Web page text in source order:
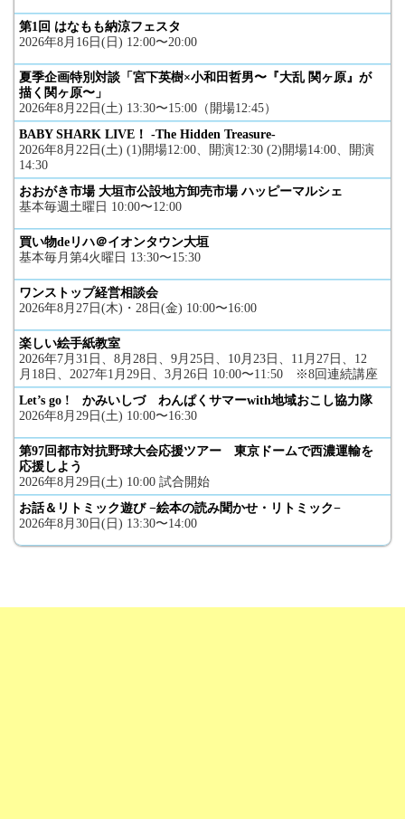
第1回 はなもも納涼フェスタ
2026年8月16日(日) 12:00〜20:00
夏季企画特別対談「宮下英樹×小和田哲男〜『大乱 関ヶ原』が
描く関ヶ原〜」
2026年8月22日(土) 13:30〜15:00（開場12:45）
BABY SHARK LIVE！ -The Hidden Treasure-
2026年8月22日(土) (1)開場12:00、開演12:30 (2)開場14:00、開演
14:30
おおがき市場 大垣市公設地方卸売市場 ハッピーマルシェ
基本毎週土曜日 10:00〜12:00
買い物deリハ＠イオンタウン大垣
基本毎月第4火曜日 13:30〜15:30
ワンストップ経営相談会
2026年8月27日(木)・28日(金) 10:00〜16:00
楽しい絵手紙教室
2026年7月31日、8月28日、9月25日、10月23日、11月27日、12
月18日、2027年1月29日、3月26日 10:00〜11:50 ※8回連続講座
Let’s go ! かみいしづ わんぱくサマーwith地域おこし協力隊
2026年8月29日(土) 10:00〜16:30
第97回都市対抗野球大会応援ツアー 東京ドームで西濃運輸を
応援しよう
2026年8月29日(土) 10:00 試合開始
お話＆リトミック遊び −絵本の読み聞かせ・リトミック−
2026年8月30日(日) 13:30〜14:00